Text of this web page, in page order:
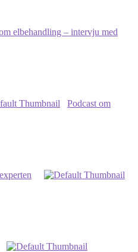
elbehandling – intervju med
Podcast om